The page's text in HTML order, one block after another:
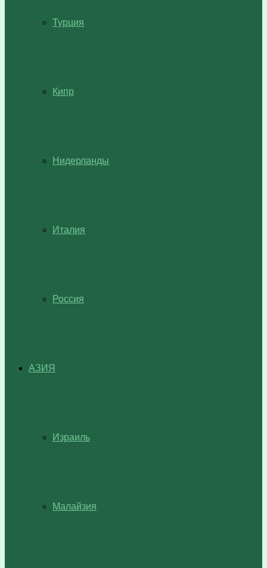
Турция
Кипр
Нидерланды
Италия
Россия
АЗИЯ
Израиль
Малайзия